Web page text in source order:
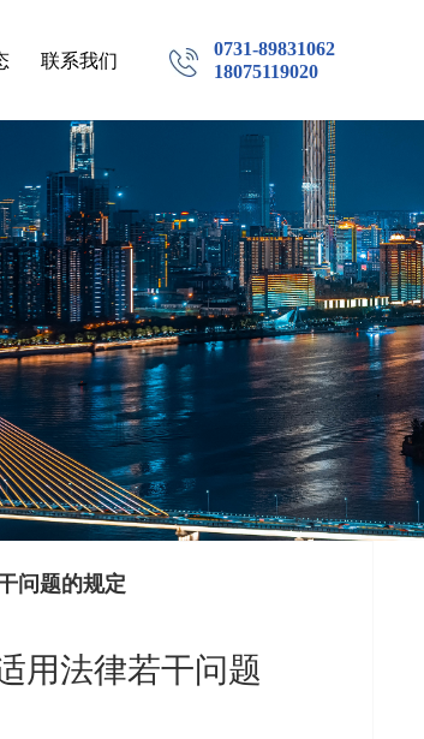
0731-89831062
18075119020
联系我们
问题的规定
用法律若干问题